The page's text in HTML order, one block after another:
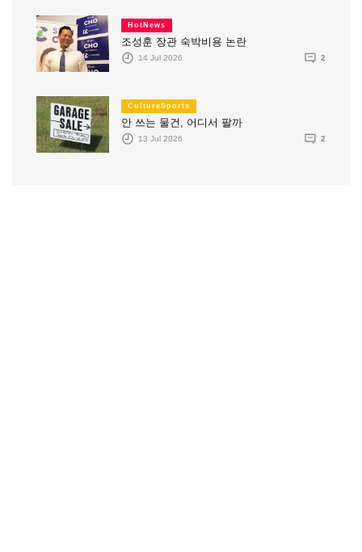
HotNews
조성훈 장관 숙박비용 논란
14 Jul 2026 2
CultureSports
안 쓰는 물건, 어디서 팔까
13 Jul 2026 2